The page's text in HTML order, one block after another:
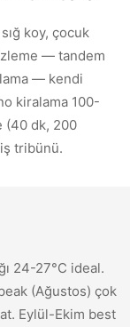
koy, çocuk
— tandem
— kendi
kiralama 100-
(40 dk, 200
tribünü.
24-27°C ideal.
(Ağustos) çok
Eylül-Ekim best